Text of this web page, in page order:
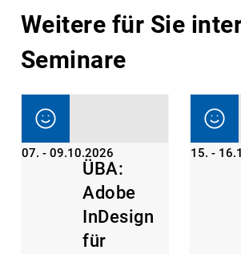
Weitere für Sie
Seminare
07. - 09.10.2026
ÜBA:
Adobe
InDesign
für
15. -